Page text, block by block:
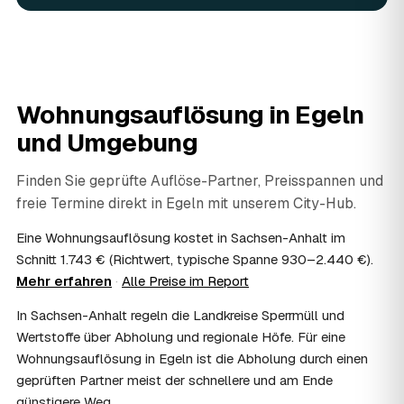
lassen sich Arbeits- und Fahrtkosten anteilig von der
Steuer absetzen, bei einer Auflösung im Erbfall unter
Umständen als Nachlassverbindlichkeit. Sie erhalten eine
ordentliche Rechnung mit ausgewiesenem Lohnanteil; die
genaue Anrechnung klären Sie mit Ihrem Steuerberater.
Muss ich bei der Wohnungsauflösung anwesend
sein?
Nicht zwingend. Viele Auflösungen in Egeln laufen nach
Schlüsselübergabe ohne Sie ab — praktisch, wenn Sie
sein, etwa um Wertsachen oder persönliche Unterlagen
vorab zu sichern.
10
Bekomme ich einen Entsorgungsnachweis?
Ja. Auf Wunsch erhalten Sie einen Entsorgungsnachweis
über die fachgerechte Verwertung — wichtig als Beleg
Wohnungsauflösung in Egeln
und Umgebung
Finden Sie geprüfte Auflöse-Partner, Preisspannen und
freie Termine direkt in Egeln mit unserem City-Hub.
Eine Wohnungsauflösung kostet in Sachsen-Anhalt im
Schnitt 1.743 € (Richtwert, typische Spanne 930–2.440 €).
Mehr erfahren · Alle Preise im Report
In Sachsen-Anhalt regeln die Landkreise Sperrmüll und
Wertstoffe über Abholung und regionale Höfe. Für eine
Wohnungsauflösung in Egeln ist die Abholung durch einen
geprüften Partner meist der schnellere und am Ende